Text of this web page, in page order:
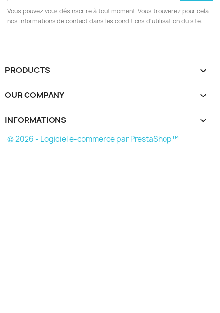
Vous pouvez vous désinscrire à tout moment. Vous trouverez pour cela
nos informations de contact dans les conditions d'utilisation du site.
PRODUCTS 
OUR COMPANY 
INFORMATIONS keyboard_arrow_down
© 2026 - Logiciel e-commerce par PrestaShop™